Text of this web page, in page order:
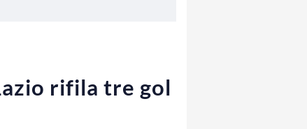
rifila tre gol